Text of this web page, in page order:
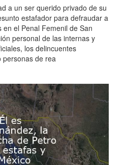
a un ser querido privado de su
estafador para defraudar a
el Penal Femenil de San
personal de las internas y
los delincuentes
personas de rea